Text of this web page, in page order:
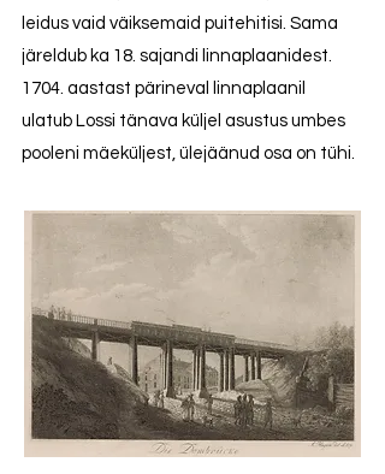
leidus vaid väiksemaid puitehitisi. Sama
järeldub ka 18. sajandi linnaplaanidest.
1704. aastast pärineval linnaplaanil
ulatub Lossi tänava küljel asustus umbes
pooleni mäeküljest, ülejäänud osa on tühi.